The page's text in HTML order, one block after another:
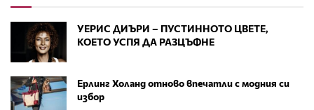
УЕРИС ДИЪРИ – ПУСТИННОТО ЦВЕТЕ,
КОЕТО УСПЯ ДА РАЗЦЪФНЕ
Ерлинг Холанд отново впечатли с модния си
избор